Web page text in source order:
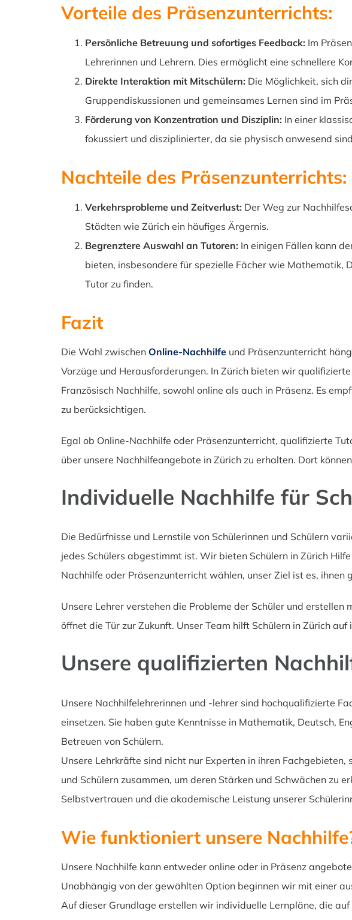
Vorteile des Präsenzunterrichts:
Persönliche Betreuung und sofortiges Feedback: Im
Lehrerinnen und Lehrern. Dies ermöglicht eine schnellere
Direkte Interaktion mit Mitschülern: Die Möglichkeit, sich
Gruppendiskussionen und gemeinsames Lernen sind im
Förderung von Konzentration und Disziplin: In einer
fokussiert und disziplinierter, da sie physisch anwesend
Nachteile des Präsenzunterrichts:
Verkehrsprobleme und Zeitverlust: Der Weg zur
Städten wie Zürich ein häufiges Ärgernis.
Begrenztere Auswahl an Tutoren: In einigen Fällen kann
bieten, insbesondere für spezielle Fächer wie Mathematik,
Tutor zu finden.
Fazit
Die Wahl zwischen Online-Nachhilfeund Präsenzunterricht
Vorzüge und Herausforderungen. In Zürich bieten wir
Französisch Nachhilfe, sowohl online als auch in Präsenz. Es
zu berücksichtigen.
Egal ob Online-Nachhilfe oder Präsenzunterricht, qualifizierte
über unsere Nachhilfeangebote in Zürich zu erhalten. Dort
Individuelle Nachhilfe für
Die Bedürfnisse und Lernstile von Schülerinnen und Schülern
jedes Schülers abgestimmt ist. Wir bieten Schülern in Zürich
Nachhilfe oder Präsenzunterricht wählen, unser Ziel ist es, ihnen
Unsere Lehrer verstehen die Probleme der Schüler und
öffnet die Tür zur Zukunft. Unser Team hilft Schülern in Zürich
Unsere qualifizierten
Unsere Nachhilfelehrerinnen und -lehrer sind hochqualifizierte
einsetzen. Sie haben gute Kenntnisse in Mathematik, Deutsch,
Betreuen von Schülern.
Unsere Lehrkräfte sind nicht nur Experten in ihren
und Schülern zusammen, um deren Stärken und Schwächen zu
Selbstvertrauen und die akademische Leistung unserer
Wie funktioniert unsere
Unsere Nachhilfe kann entweder online oder in Präsenz
Unabhängig von der gewählten Option beginnen wir mit einer
Auf dieser Grundlage erstellen wir individuelle Lernpläne, die